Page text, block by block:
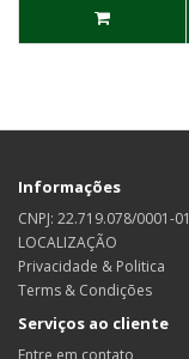
Informações
CNPJ: 22.719.078/0001-01
LOCALIZAÇÃO
Privacidade & Politica
Terms & Condições
Serviços ao cliente
Entre em contato